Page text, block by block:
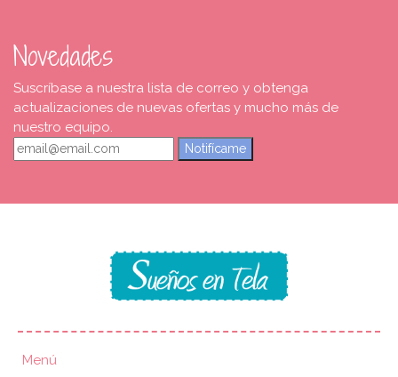
Novedades
Suscríbase a nuestra lista de correo y obtenga
actualizaciones de nuevas ofertas y mucho más de
nuestro equipo.
Notifícame
Menú